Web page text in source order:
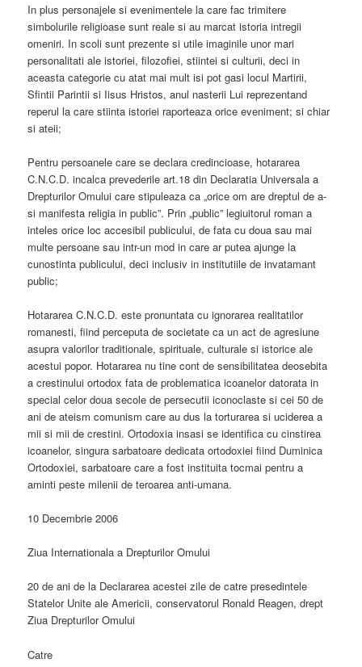
In plus personajele si evenimentele la care fac trimitere
simbolurile religioase sunt reale si au marcat istoria intregii
omeniri. In scoli sunt prezente si utile imaginile unor mari
personalitati ale istoriei, filozofiei, stiintei si culturii, deci in
aceasta categorie cu atat mai mult isi pot gasi locul Martirii,
Sfintii Parintii si Iisus Hristos, anul nasterii Lui reprezentand
reperul la care stiinta istoriei raporteaza orice eveniment; si chiar
si ateii;
Pentru persoanele care se declara credincioase, hotararea
C.N.C.D. incalca prevederile art.18 din Declaratia Universala a
Drepturilor Omului care stipuleaza ca „orice om are dreptul de a-
si manifesta religia in public”. Prin „public” legiuitorul roman a
inteles orice loc accesibil publicului, de fata cu doua sau mai
multe persoane sau intr-un mod in care ar putea ajunge la
cunostinta publicului, deci inclusiv in institutiile de invatamant
public;
Hotararea C.N.C.D. este pronuntata cu ignorarea realitatilor
romanesti, fiind perceputa de societate ca un act de agresiune
asupra valorilor traditionale, spirituale, culturale si istorice ale
acestui popor. Hotararea nu tine cont de sensibilitatea deosebita
a crestinului ortodox fata de problematica icoanelor datorata in
special celor doua secole de persecutii iconoclaste si cei 50 de
ani de ateism comunism care au dus la torturarea si uciderea a
mii si mii de crestini. Ortodoxia insasi se identifica cu cinstirea
icoanelor, singura sarbatoare dedicata ortodoxiei fiind Duminica
Ortodoxiei, sarbatoare care a fost instituita tocmai pentru a
aminti peste milenii de teroarea anti-umana.
10 Decembrie 2006
Ziua Internationala a Drepturilor Omului
20 de ani de la Declararea acestei zile de catre presedintele
Statelor Unite ale Americii, conservatorul Ronald Reagen, drept
Ziua Drepturilor Omului
Catre